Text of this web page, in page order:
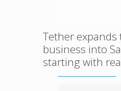
Tether
business into
starting with